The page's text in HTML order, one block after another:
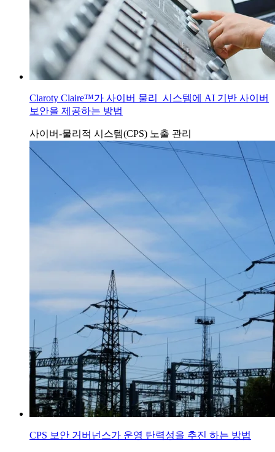
Claroty Claire™가 사이버 물리 시스템에 AI 기반 사이버
보안을 제공하는 방법
사이버-물리적 시스템(CPS) 노출 관리
CPS 보안 거버넌스가 운영 탄력성을 추진 하는 방법